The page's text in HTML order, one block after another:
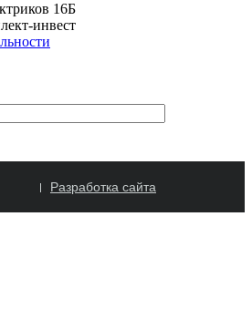
16Б
инвест
Разработка сайта